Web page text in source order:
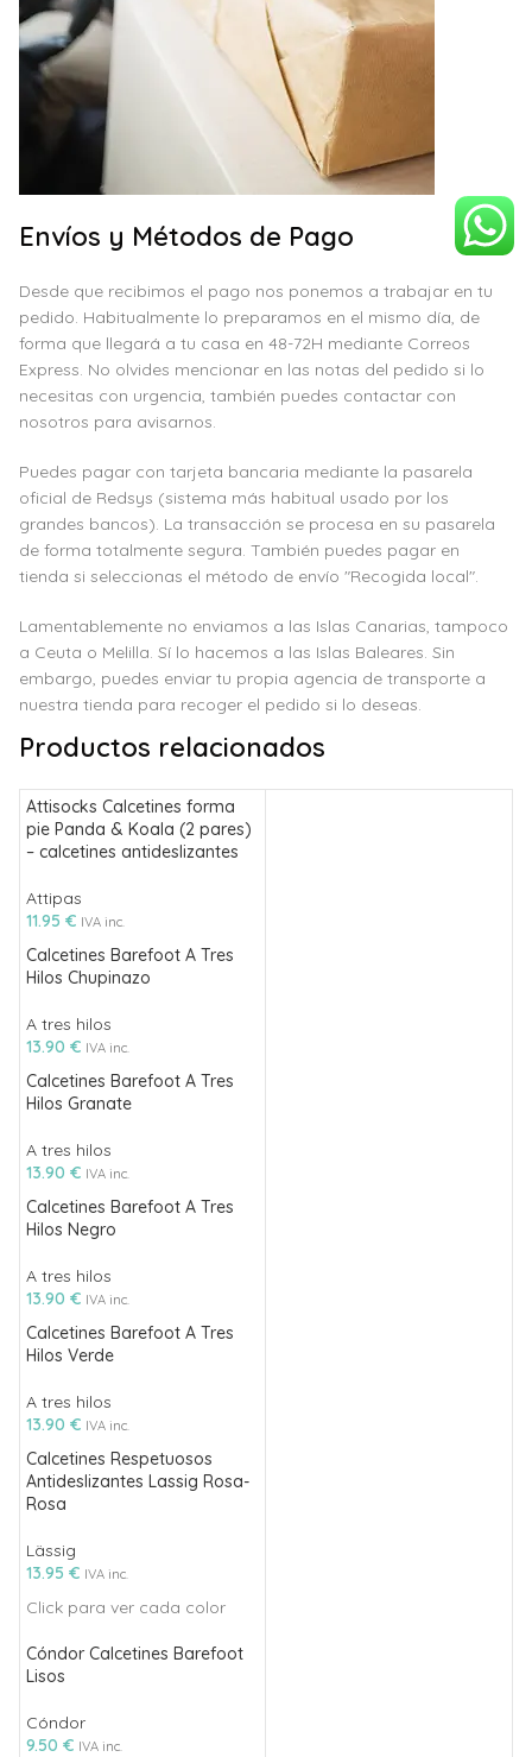
Envíos y Métodos de Pago
Desde que recibimos el pago nos ponemos a trabajar en tu
pedido. Habitualmente lo preparamos en el mismo día, de
forma que llegará a tu casa en 48-72H mediante Correos
Express. No olvides mencionar en las notas del pedido si lo
necesitas con urgencia, también puedes contactar con
nosotros para avisarnos.
Puedes pagar con tarjeta bancaria mediante la pasarela
oficial de Redsys (sistema más habitual usado por los
grandes bancos). La transacción se procesa en su pasarela
de forma totalmente segura. También puedes pagar en
tienda si seleccionas el método de envío "Recogida local".
Lamentablemente no enviamos a las Islas Canarias, tampoco
a Ceuta o Melilla. Sí lo hacemos a las Islas Baleares. Sin
embargo, puedes enviar tu propia agencia de transporte a
nuestra tienda para recoger el pedido si lo deseas.
Productos relacionados
Attisocks Calcetines forma
pie Panda & Koala (2 pares)
– calcetines antideslizantes
Attipas
11.95 € IVA inc.
Calcetines Barefoot A Tres
Hilos Chupinazo
A tres hilos
13.90 € IVA inc.
Calcetines Barefoot A Tres
Hilos Granate
A tres hilos
13.90 € IVA inc.
Calcetines Barefoot A Tres
Hilos Negro
A tres hilos
13.90 € IVA inc.
Calcetines Barefoot A Tres
Hilos Verde
A tres hilos
13.90 € IVA inc.
Calcetines Respetuosos
Antideslizantes Lassig Rosa-
Rosa
Lässig
13.95 € IVA inc.
Cóndor Calcetines Barefoot
Lisos
Cóndor
9.50 € IVA inc.